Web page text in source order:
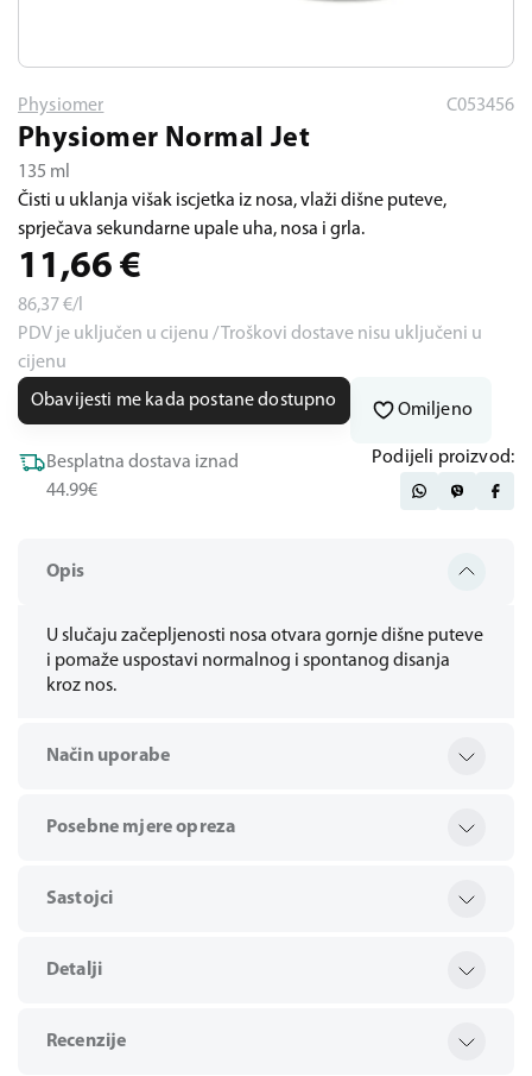
Opis
U slučaju začepljenosti nosa otvara gornje dišne puteve
i pomaže uspostavi normalnog i spontanog disanja
kroz nos.
Način uporabe
Posebne mjere opreza
Sastojci
Detalji
Recenzije
Physiomer C053456
Physiomer Normal Jet
135 ml
Čisti u uklanja višak iscjetka iz nosa, vlaži dišne puteve,
sprječava sekundarne upale uha, nosa i grla.
11,66 €
86,37 €/l
PDV je uključen u cijenu / Troškovi dostave nisu uključeni u
cijenu
Obavijesti me kada postane dostupno
Omiljeno
Besplatna dostava iznad
44.99€
Podijeli proizvod: